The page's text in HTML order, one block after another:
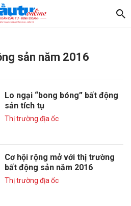
sản năm 2016
Lo ngại “bong bóng” bất động
sản tích tụ
Thị trường địa ốc
Cơ hội rộng mở với thị trường
bất động sản năm 2016
Thị trường địa ốc